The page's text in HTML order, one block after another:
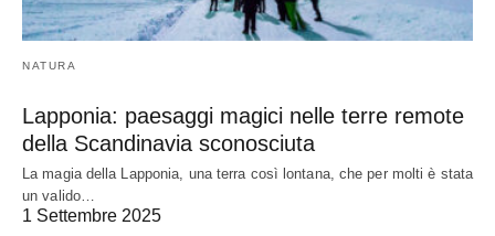
NATURA
Lapponia: paesaggi magici nelle terre remote
della Scandinavia sconosciuta
La magia della Lapponia, una terra così lontana, che per molti è stata
un valido…
1 Settembre 2025